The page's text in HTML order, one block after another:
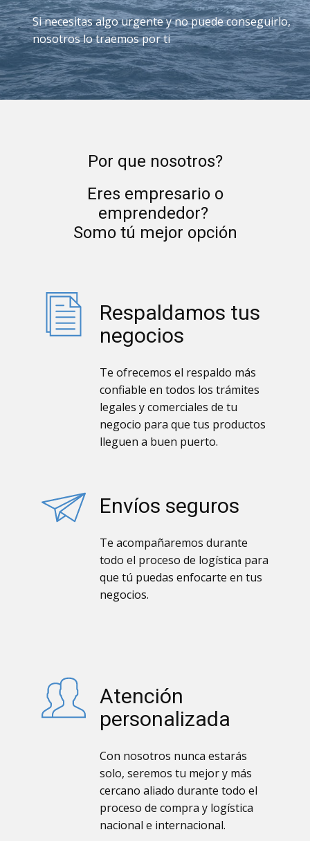
Si necesitas algo urgente y no puede conseguirlo,
nosotros lo traemos por ti
Por que nosotros?
Eres empresario o
emprendedor?
Somo tú mejor opción
Respaldamos tus
negocios
Te ofrecemos el respaldo más
confiable en todos los trámites
legales y comerciales de tu
negocio para que tus productos
lleguen a buen puerto.
Envíos seguros
Te acompañaremos durante
todo el proceso de logística para
que tú puedas enfocarte en tus
negocios.
Atención
personalizada
Con nosotros nunca estarás
solo, seremos tu mejor y más
cercano aliado durante todo el
proceso de compra y logística
nacional e internacional.